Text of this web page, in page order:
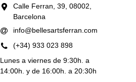
Calle Ferran, 39, 08002,
Barcelona
info@bellesartsferran.com
(+34) 933 023 898
Lunes a viernes de 9:30h. a
14:00h. y de 16:00h. a 20:30h